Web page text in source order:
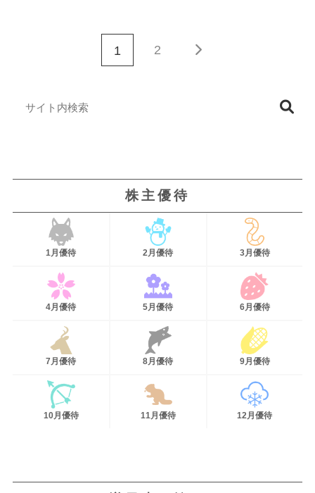
1 2
株主優待
1月優待 2月優待 3月優待
4月優待 5月優待 6月優待
7月優待 8月優待 9月優待
10月優待 11月優待 12月優待